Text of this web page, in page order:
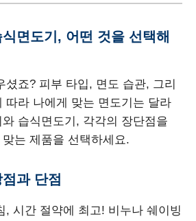
면도기, 어떤 것을 선택해
셨죠? 피부 타입, 면도 습관, 그리
따라 나에게 맞는 면도기는 달라
습식면도기, 각각의 장단점을
는 제품을 선택하세요.
과 단점
, 시간 절약에 최고! 비누나 쉐이빙